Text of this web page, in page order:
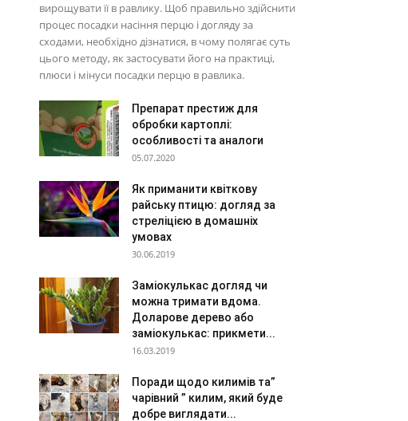
вирощувати її в равлику. Щоб правильно здійснити
процес посадки насіння перцю і догляду за
сходами, необхідно дізнатися, в чому полягає суть
цього методу, як застосувати його на практиці,
плюси і мінуси посадки перцю в равлика.
Препарат престиж для
обробки картоплі:
особливості та аналоги
05.07.2020
Як приманити квіткову
райську птицю: догляд за
стреліцією в домашніх
умовах
30.06.2019
Заміокулькас догляд чи
можна тримати вдома.
Доларове дерево або
заміокулькас: прикмети...
16.03.2019
Поради щодо килимів та”
чарівний ” килим, який буде
добре виглядати...